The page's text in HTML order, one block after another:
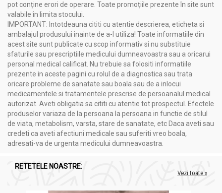
pot conține erori de operare. Toate promoțiile prezente în site sunt
valabile în limita stocului.
IMPORTANT: Intotdeauna cititi cu atentie descrierea, eticheta si
ambalajul produsului inainte de a-l utiliza! Toate informatiile din
acest site sunt publicate cu scop informativ si nu substituie
sfaturile sau prescriptiile medicului dumneavoastra sau a oricarui
personal medical calificat. Nu trebuie sa folositi informatiile
prezente in aceste pagini cu rolul de a diagnostica sau trata
oricare probleme de sanatate sau boala sau de a inlocui
medicamentele si tratamentele prescrise de persoanalul medical
autorizat. Aveti obligatia sa cititi cu atentie tot prospectul. Efectele
produselor variaza de la persoana la persoana in functie de stilul
de viata, metabolism, varsta, stare de sanatate, etc Daca aveti sau
credeti ca aveti afectiuni medicale sau suferiti vreo boala,
adresati-va de urgenta medicului dumneavoastra.
RETETELE NOASTRE:
Vezi toate »